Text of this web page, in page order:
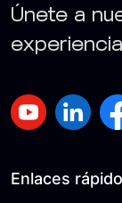
Únete a
Enlaces